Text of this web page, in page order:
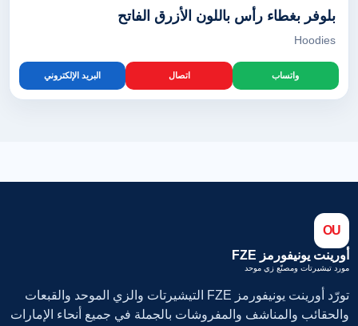
بلوفر بغطاء رأس باللون الأزرق الفاتح
Hoodies
واتساب اتصال البريد الإلكتروني
OU
أورينت يونيفورمز FZE
مورد تيشيرتات ومصنّع زي موحد
تورّد أورينت يونيفورمز FZE التيشيرتات والزي الموحد والقبعات
والحقائب والمناشف والمفروشات بالجملة في جميع أنحاء الإمارات